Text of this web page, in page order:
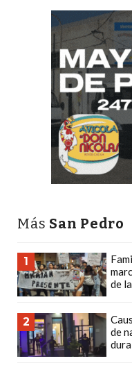
MEJOR
GIMNASIO
PERGAMINO
CREAR
TIENDA
GRATIS
SUPLEMENTOS
PERGAMINO:
COMPRAR
PROTEÍNA,
Y
PRE
ENTRENO
Más San Pedro
1
de
2
de